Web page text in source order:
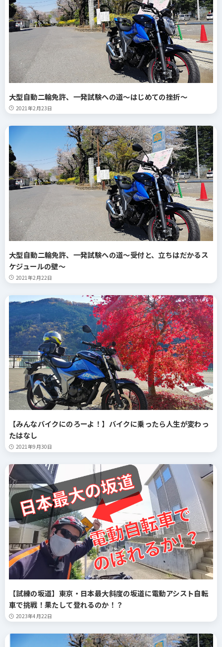
大型自動二輪免許、一発試験への道～はじめての挫折～
2021年2月23日
大型自動二輪免許、一発試験への道～受付と、立ちはだかるス
ケジュールの壁～
2021年2月22日
【みんなバイクにのろーよ！】バイクに乗ったら人生が変わっ
たはなし
2021年9月30日
【試練の坂道】東京・日本最大斜度の坂道に電動アシスト自転
車で挑戦！果たして登れるのか！？
2023年4月22日